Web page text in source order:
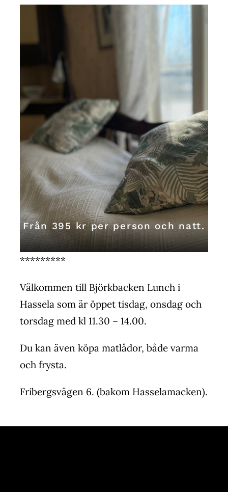
Från 395 kr per person och natt.
*********
Välkommen till Björkbacken Lunch i
Hassela som är öppet tisdag, onsdag och
torsdag med kl 11.30 – 14.00.
Du kan även köpa matlådor, både varma
och frysta.
Fribergsvägen 6. (bakom Hasselamacken).